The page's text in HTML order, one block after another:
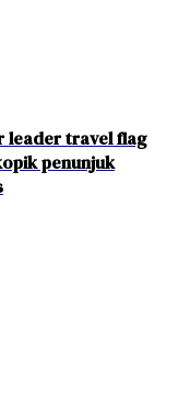
leader travel flag
penunjuk